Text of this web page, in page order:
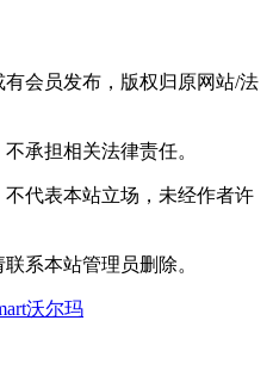
会员发布，版权归原网站/法
承担相关法律责任。
代表本站立场，未经作者许
系本站管理员删除。
沃尔玛